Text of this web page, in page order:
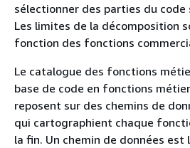
sélectionner des parties du code
Les limites de la décomposition
fonction des fonctions
Le catalogue des fonctions
base de code en fonctions
reposent sur des chemins de
qui cartographient chaque
la fin. Un chemin de données est